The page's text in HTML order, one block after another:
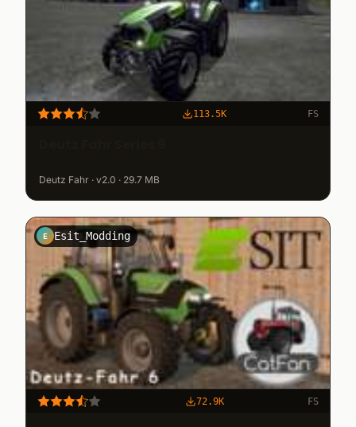
113.5K FS
Deutz Fahr · v2.0 · 29.7 MB
E Esit_Modding
72.9K FS